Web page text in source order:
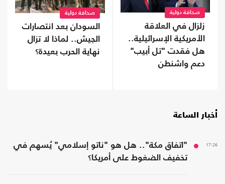
صحافة دولية
زلزال في العلاقة
الأمريكية الإسرائيلية..
هل فقدت "تل أبيب"
دعم واشنطن
صحافة دولية
السودان بعد انتصارات
الجيش.. لماذا لا تزال
نهاية الحرب بعيدة؟
أخبار الساعة
17:26
"اتفاق مكة".. هل هو "ناتو إسلامي" يُسهم في
تخفيف الضغوط على أمريكا؟